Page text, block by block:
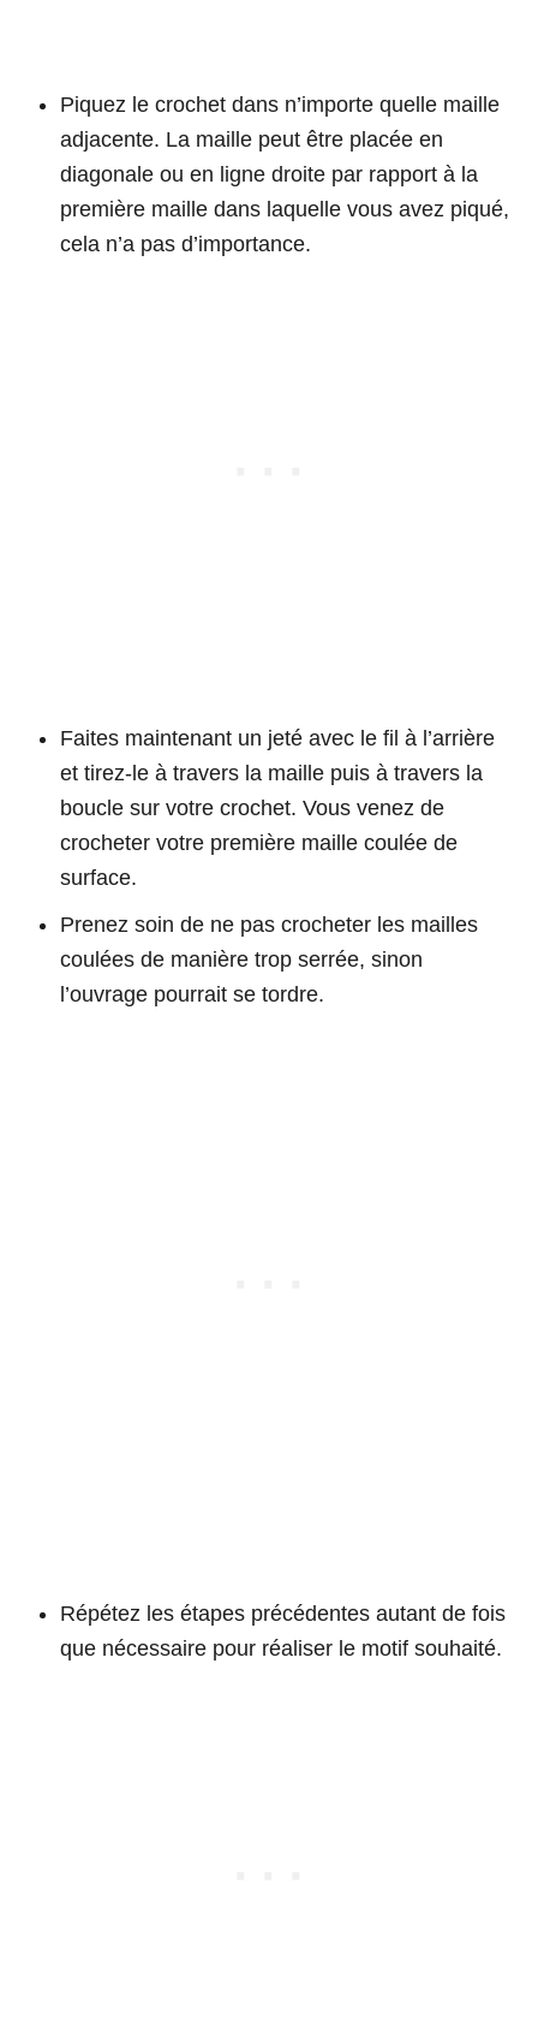
Piquez le crochet dans n’importe quelle maille
adjacente. La maille peut être placée en
diagonale ou en ligne droite par rapport à la
première maille dans laquelle vous avez piqué,
cela n’a pas d’importance.
Faites maintenant un jeté avec le fil à l’arrière
et tirez-le à travers la maille puis à travers la
boucle sur votre crochet. Vous venez de
crocheter votre première maille coulée de
surface.
Prenez soin de ne pas crocheter les mailles
coulées de manière trop serrée, sinon
l’ouvrage pourrait se tordre.
Répétez les étapes précédentes autant de fois
que nécessaire pour réaliser le motif souhaité.